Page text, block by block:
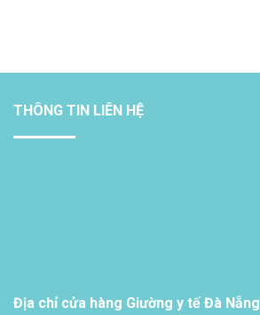
THÔNG TIN LIÊN HỆ
Địa chỉ cửa hàng Giường y tế Đà Nẵng